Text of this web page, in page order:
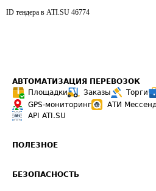
ID тендера в ATI.SU 46774
АВТОМАТИЗАЦИЯ ПЕРЕВОЗОК
Площадки
Заказы Торги
GPS-мониторинг
АТИ
API ATI.SU
ПОЛЕЗНОЕ
БЕЗОПАСНОСТЬ